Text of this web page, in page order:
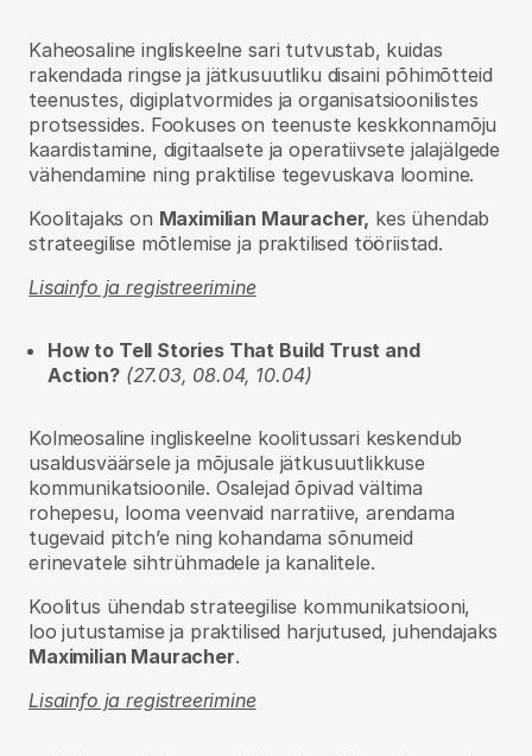
Kaheosaline ingliskeelne sari tutvustab, kuidas
rakendada ringse ja jätkusuutliku disaini põhimõtteid
teenustes, digiplatvormides ja organisatsioonilistes
protsessides. Fookuses on teenuste keskkonnamõju
kaardistamine, digitaalsete ja operatiivsete jalajälgede
vähendamine ning praktilise tegevuskava loomine.
Koolitajaks on Maximilian Mauracher, kes ühendab
strateegilise mõtlemise ja praktilised tööriistad.
Lisainfo ja registreerimine
How to Tell Stories That Build Trust and
Action? (27.03, 08.04, 10.04)
Kolmeosaline ingliskeelne koolitussari keskendub
usaldusväärsele ja mõjusale jätkusuutlikkuse
kommunikatsioonile. Osalejad õpivad vältima
rohepesu, looma veenvaid narratiive, arendama
tugevaid pitch’e ning kohandama sõnumeid
erinevatele sihtrühmadele ja kanalitele.
Koolitus ühendab strateegilise kommunikatsiooni,
loo jutustamise ja praktilised harjutused, juhendajaks
Maximilian Mauracher.
Lisainfo ja registreerimine